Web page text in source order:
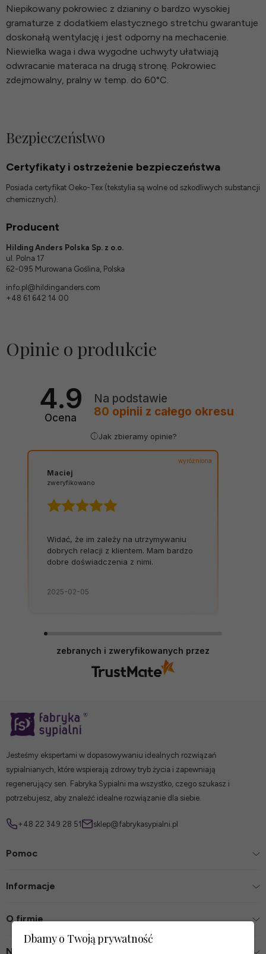
Niepikowany pokrowiec z dzianiny o bardzo wysokiej
gramaturze z dodatkiem elastycznego stretchu gwarantuje
doskonałą wentylację i jest odporny na mechacenie.
Niewielka waga i dwa wygodne uchwyty ułatwiają
odwracanie materaca na drugą stronę. Pokrowiec
zdejmowalny, pralny w temp. do 60°C.
Bezpieczeństwo
Certyfikaty i ostrzeżenie bezpieczeństwa
Posiada certyfikat Oeko-Tex (tekstylia są wolne od szkodliwych substancji
chemicznych).
Producent
Hilding Anders Polska Sp. z o.o.
ul. Polna 17
62-095 Murowana Goślina, Polska
info.pl@hildinganders.com
+48 61 642 14 00
Opinie o produkcie
4.9
Ocena
Na podstawie
80 opinii z całego okresu
Jak zbieramy opinie?
wyróżniona
Maciej
zweryfikowano
Widać, że im zależy na utrzymywaniu
dobrych relacji z klientem. Mam bardzo
dobre doświadczenia z nimi.
2025-02-05
zebranych i zweryfikowanych przez
Jesteśmy ekspertami w dopasowywaniu idealnych rozwiązań
sypialnianych, które wspierają zdrowy tryb życia i zapewniają
regenerujący sen. Fabryka Sypialni ma wszystko, czego szukasz i
potrzebujesz, aby znaleźć idealne rozwiązanie dla siebie.
+48 22 349 28 51 sklep@fabrykasypialni.pl
Pomoc
Informacje
O firmie
Nasze sklepy
Dbamy o Twoją prywatność